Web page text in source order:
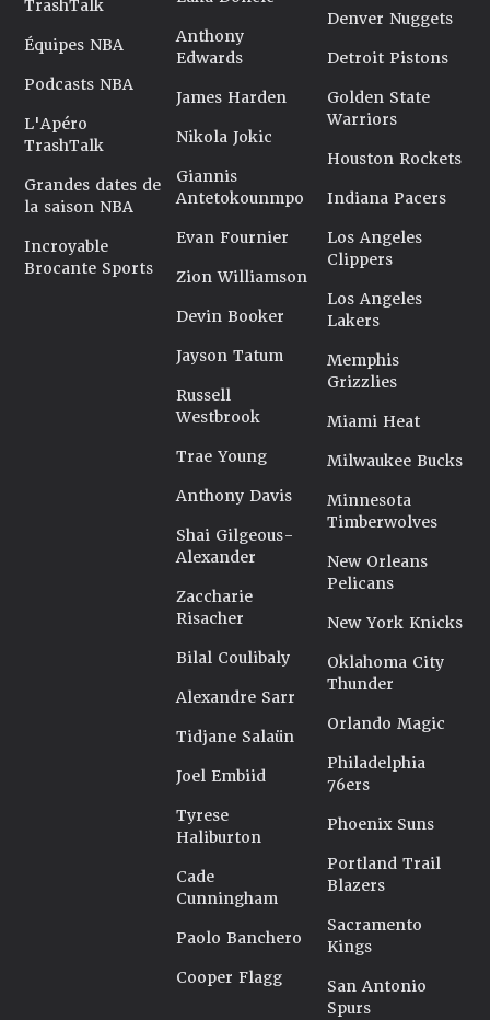
d’arrière, rôle qu’il maîtrise moins. Son temps de jeu et
ses statistiques baissent légèrement. Mais chez les Spurs
le plus important est le développement du joueur. Ses
progrès, légers mais notables, à 3-points sont une
première bonne nouvelle. Reste que sa vision du jeu et
son handle sont encore des axes d’amélioration.
Les San Antonio Spurs vont-ils être patients avec Malaki
Branham alors que leur franchise player Victor
Wembanyama ne manque pas d’ambition ? Pour le
doublure de Devin Vassell, à moins de progrès fulgurant
pour basculer comme meneur titulaire. On a quelques
Dernière mise à jour le 27/09/2024
TrashTalk
Équipes NBA
Podcasts NBA
L'Apéro
TrashTalk
Grandes dates de
la saison NBA
Incroyable
Brocante Sports
Anthony
Edwards
James Harden
Nikola Jokic
Giannis
Antetokounmpo
Evan Fournier
Zion Williamson
Devin Booker
Jayson Tatum
Russell
Westbrook
Trae Young
Anthony Davis
Shai Gilgeous-
Alexander
Zaccharie
Risacher
Bilal Coulibaly
Alexandre Sarr
Tidjane Salaün
Joel Embiid
Tyrese
Haliburton
Cade
Cunningham
Paolo Banchero
Cooper Flagg
Denver Nuggets
Detroit Pistons
Golden State
Warriors
Houston Rockets
Indiana Pacers
Los Angeles
Clippers
Los Angeles
Lakers
Memphis
Grizzlies
Miami Heat
Milwaukee Bucks
Minnesota
Timberwolves
New Orleans
Pelicans
New York Knicks
Oklahoma City
Thunder
Orlando Magic
Philadelphia
76ers
Phoenix Suns
Portland Trail
Blazers
Sacramento
Kings
San Antonio
Spurs